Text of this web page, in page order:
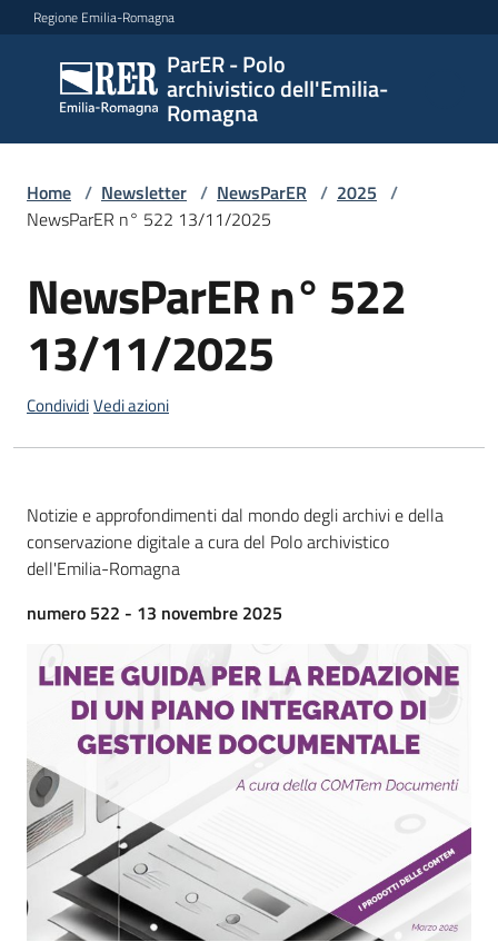
Vai al contenuto
Vai alla navigazione
Vai al footer
Regione Emilia-Romagna
ParER - Polo
archivistico dell'Emilia-
Romagna
ParER -
Polo
archivistico
Romagna
Polo
archivistico
Archivio
Argomenti
Contatti
Seguici
su
Home / Newsletter / NewsParER / 2025 /
NewsParER n° 522 13/11/2025
Salta al contenuto
NewsParER n° 522
13/11/2025
CondividiVedi azioni
Notizie e approfondimenti dal mondo degli archivi e della
conservazione digitale a cura del Polo archivistico
dell'Emilia-Romagna
numero 522 - 13 novembre 2025